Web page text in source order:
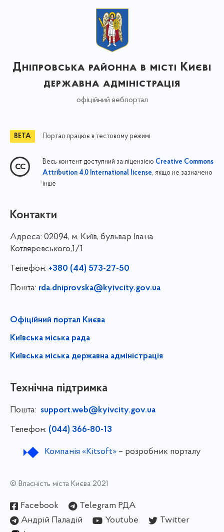
Дніпровська районна в місті Києві
державна адміністрація
офіційний вебпортал
Портал працює в тестовому режимі
Весь контент доступний за ліцензією Creative Commons
Attribution 4.0 International license, якщо не зазначено
інше
Контакти
Адреса: 02094, м. Київ, бульвар Івана
Котляревського,1/1
Телефон: +380 (44) 573-27-50
Пошта: rda.dniprovska@kyivcity.gov.ua
Офіційний портал Києва
Київська міська рада
Київська міська державна адміністрація
Технічна підтримка
Пошта: support.web@kyivcity.gov.ua
Телефон: (044) 366-80-13
Компанія «Kitsoft»– розробник порталу
© Власність міста Києва 2021
Facebook
Telegram РДА
Андрій Паладій
Youtube
Twitter